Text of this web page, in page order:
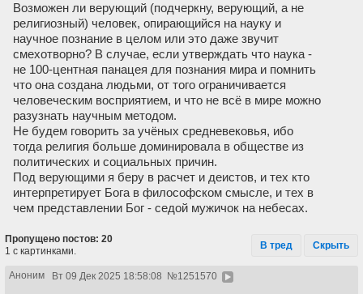
Возможен ли верующий (подчеркну, верующий, а не
религиозный) человек, опирающийся на науку и
научное познание в целом или это даже звучит
смехотворно? В случае, если утверждать что наука -
не 100-центная панацея для познания мира и помнить
что она создана людьми, от того ограничивается
человеческим восприятием, и что не всё в мире можно
разузнать научным методом.
Не будем говорить за учёных средневековья, ибо
тогда религия больше доминировала в обществе из
политических и социальных причин.
Под верующими я беру в расчет и деистов, и тех кто
интерпретирует Бога в философском смысле, и тех в
чем представлении Бог - седой мужичок на небесах.
Пропущено постов: 20
1 с картинками.
В тред Скрыть
Аноним Вт 09 Дек 2025 18:58:08 №1251570